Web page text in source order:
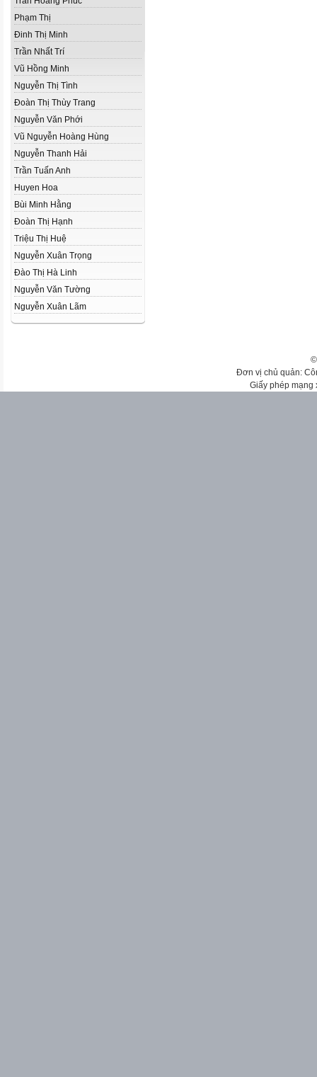
Phạm Thị
Đinh Thị Minh
Trần Nhất Trí
Vũ Hồng Minh
Nguyễn Thị Tình
Đoàn Thị Thùy Trang
Nguyễn Văn Phới
Vũ Nguyễn Hoàng Hùng
Nguyễn Thanh Hải
Trần Tuấn Anh
Huyen Hoa
Bùi Minh Hằng
Đoàn Thị Hạnh
Triệu Thị Huệ
Nguyễn Xuân Trọng
Đào Thị Hà Linh
Nguyễn Văn Tường
Nguyễn Xuân Lãm
Đơn vị chủ quản:
Giấy phép mạng